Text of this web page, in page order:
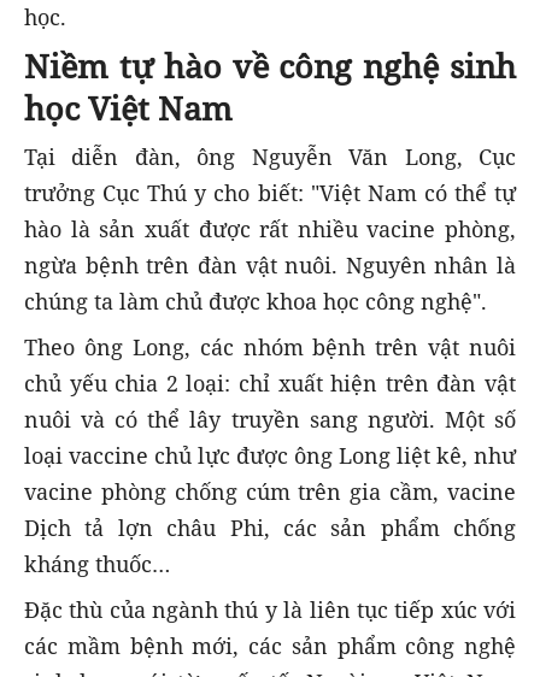
học.
Niềm tự hào về công nghệ sinh
học Việt Nam
Tại diễn đàn, ông Nguyễn Văn Long, Cục
trưởng Cục Thú y cho biết: "Việt Nam có thể tự
hào là sản xuất được rất nhiều vacine phòng,
ngừa bệnh trên đàn vật nuôi. Nguyên nhân là
chúng ta làm chủ được khoa học công nghệ".
Theo ông Long, các nhóm bệnh trên vật nuôi
chủ yếu chia 2 loại: chỉ xuất hiện trên đàn vật
nuôi và có thể lây truyền sang người. Một số
loại vaccine chủ lực được ông Long liệt kê, như
vacine phòng chống cúm trên gia cầm, vacine
Dịch tả lợn châu Phi, các sản phẩm chống
kháng thuốc…
Đặc thù của ngành thú y là liên tục tiếp xúc với
các mầm bệnh mới, các sản phẩm công nghệ